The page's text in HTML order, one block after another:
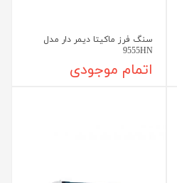
سنگ فرز ماکیتا دیمر دار مدل
9555HN
اتمام موجودی